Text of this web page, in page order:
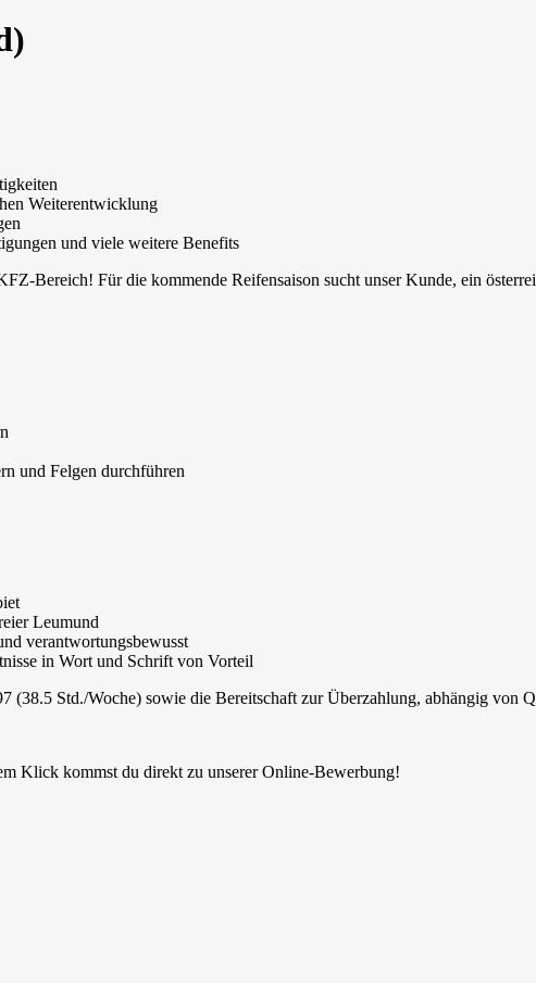
Weiterentwicklung
und viele weitere Benefits
Bereich! Für die kommende Reifensaison sucht unser Kunde, ein
und Felgen durchführen
Leumund
verantwortungsbewusst
in Wort und Schrift von Vorteil
(38.5 Std./Woche) sowie die Bereitschaft zur Überzahlung, abhängig von
Klick kommst du direkt zu unserer Online-Bewerbung!